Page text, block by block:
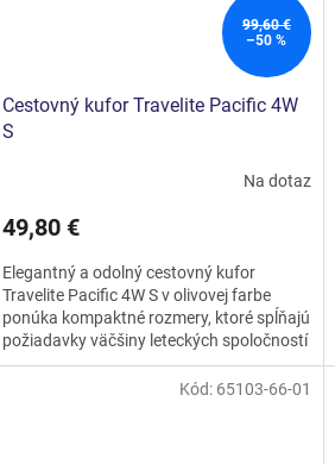
99,60 €
–50 %
Cestovný kufor Travelite Pacific 4W
S
Na dotaz
49,80 €
Elegantný a odolný cestovný kufor
Travelite Pacific 4W S v olivovej farbe
ponúka kompaktné rozmery, ktoré spĺňajú
požiadavky väčšiny leteckých spoločností
na palubnú batožinu. S...
Kód: 65103-66-01